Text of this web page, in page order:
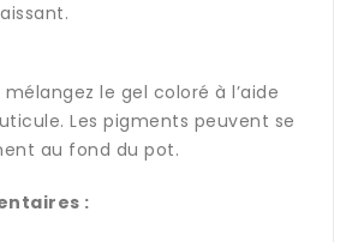
le gel coloré à l’aide
Les pigments peuvent se
au fond du pot.
: